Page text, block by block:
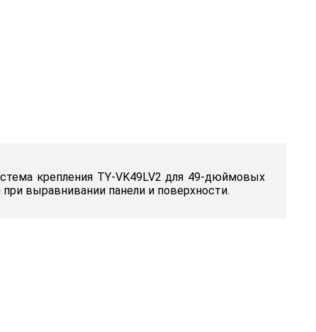
крепления TY-VK49LV2 для 49-дюймовых
выравнивании панели и поверхности.